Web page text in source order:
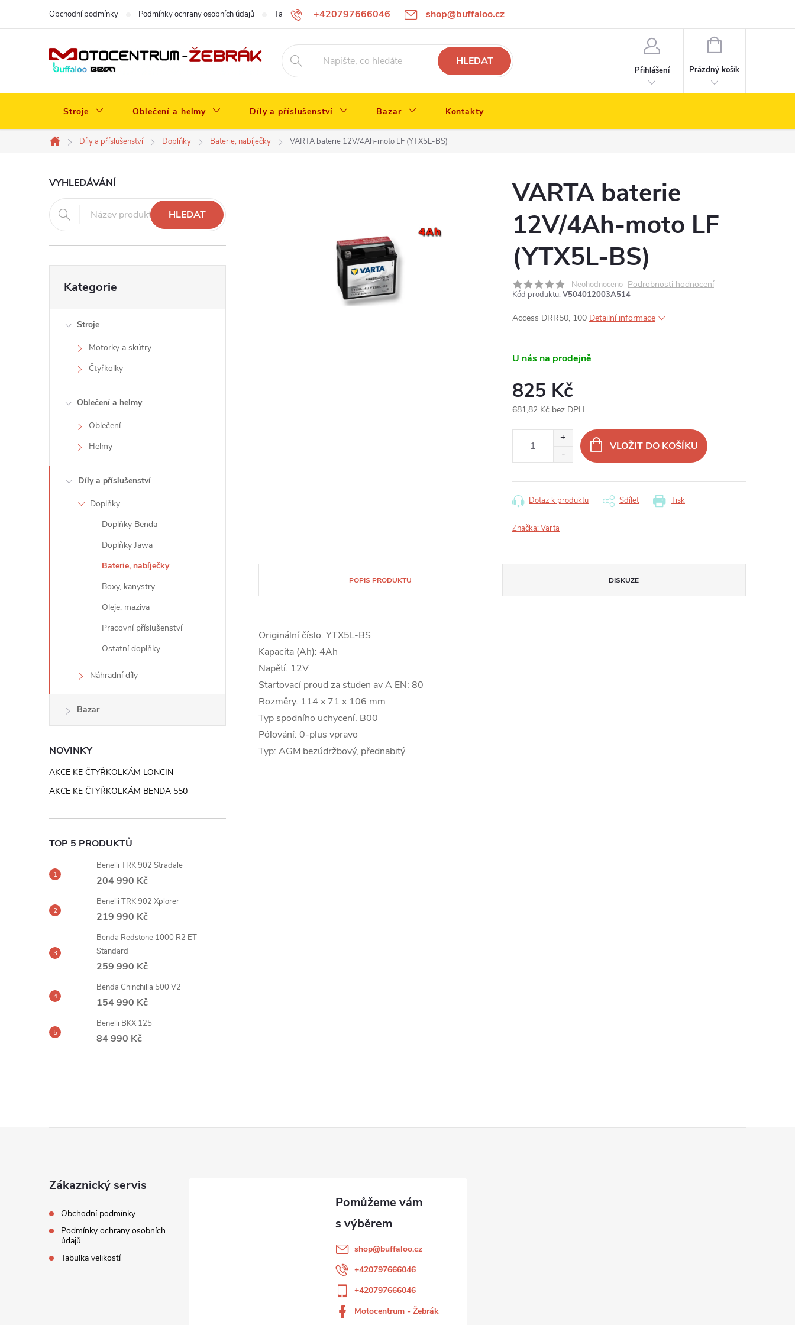
+420797666046 shop@buffaloo.cz
Obchodní podmínky Podmínky ochrany osobních údajů Tabulka velikostí
HLEDAT
Přihlášení
NÁKUPNÍ
Prázdný košík
Stroje Oblečení a helmy Díly a příslušenství Bazar Kontakty
Domů
Díly a příslušenství Doplňky Baterie, nabíječky VARTA baterie 12V/4Ah-moto LF (YTX5L-BS)
P
o
s
p
VYHLEDÁVÁNÍ
HLEDAT
kategorie
Kategorie
Stroje
Motorky a skútry
Čtyřkolky
Oblečení a helmy
Oblečení
Helmy
Díly a příslušenství
Doplňky
Doplňky Benda
Doplňky Jawa
Baterie, nabíječky
Boxy, kanystry
Oleje, maziva
Pracovní příslušenství
Ostatní doplňky
Náhradní díly
Bazar
NOVINKY
AKCE KE ČTYŘKOLKÁM LONCIN
AKCE KE ČTYŘKOLKÁM BENDA 550
TOP 5 PRODUKTŮ
Benelli TRK 902 Stradale
204 990 Kč
Benelli TRK 902 Xplorer
219 990 Kč
Benda Redstone 1000 R2 ET
Standard
259 990 Kč
Benda Chinchilla 500 V2
154 990 Kč
Benelli BKX 125
84 990 Kč
VARTA baterie
12V/4Ah-moto LF
(YTX5L-BS)
Neohodnoceno Podrobnosti hodnocení
Kód produktu: V504012003A514
Access DRR50, 100 Detailní informace
U nás na prodejně
825 Kč
681,82 Kč bez DPH
VLOŽIT DO KOŠÍKU
Tisk
Dotaz k produktu Sdílet
Značka:Varta
POPIS PRODUKTU DISKUZE
Originální číslo. YTX5L-BS
Kapacita (Ah): 4Ah
Napětí. 12V
Startovací proud za studen av A EN: 80
Rozměry. 114 x 71 x 106 mm
Typ spodního uchycení. B00
Pólování: 0-plus vpravo
Typ: AGM bezúdržbový, přednabitý
Zákaznický servis
Obchodní podmínky
Podmínky ochrany osobních
údajů
Tabulka velikostí
shop@buffaloo.cz
+420797666046
+420797666046
Motocentrum - Žebrák